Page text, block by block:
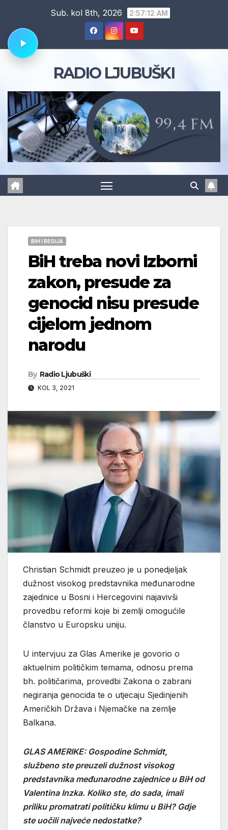
content
Sub. kol 8th, 2026 2:57:12 AM
RADIO LJUBUŠKI
BIH I REGIJA
BiH treba novi Izborni
zakon, presude za
genocid nisu presude
cijelom jednom
narodu
By Radio Ljubuški
KOL 3, 2021
Christian Schmidt preuzeo je u ponedjeljak
dužnost visokog predstavnika međunarodne
zajednice u Bosni i Hercegovini najavivši
provedbu reformi koje bi zemlji omogućile
članstvo u Europsku uniju.
U intervjuu za Glas Amerike je govorio o
aktuelnim političkim temama, odnosu prema
bh. političarima, provedbi Zakona o zabrani
negiranja genocida te o utjecaju Sjedinjenih
Američkih Država i Njemačke na zemlje
Balkana.
GLAS AMERIKE: Gospodine Schmidt,
službeno ste preuzeli dužnost visokog
predstavnika međunarodne zajednice u BiH od
Valentina Inzka. Koliko ste, do sada, imali
priliku promatrati političku klimu u BiH? Gdje
ste uočili najveće nedostatke?